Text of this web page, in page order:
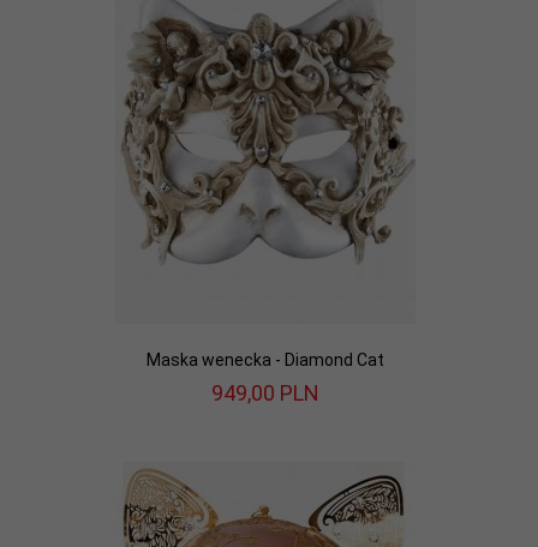
Maska wenecka - Diamond Cat
949,00 PLN